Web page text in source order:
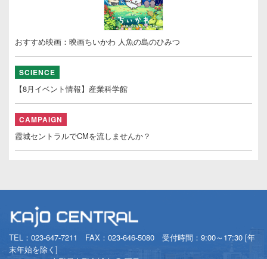
おすすめ映画：映画ちいかわ 人魚の島のひみつ
SCIENCE
【8月イベント情報】産業科学館
CAMPAIGN
霞城セントラルでCMを流しませんか？
TEL： 023-647-7211
FAX：023-646-5080 受付時間：9:00～17:30 [年
末年始を除く]